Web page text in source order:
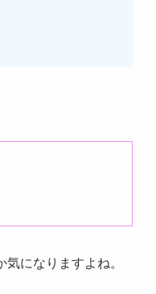
になりますよね。